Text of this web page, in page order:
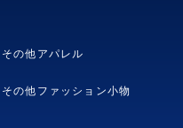
その他アパレル
その他ファッション小物